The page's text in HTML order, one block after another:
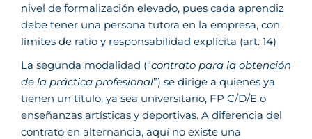
nivel de formalización elevado, pues cada aprendiz
debe tener una persona tutora en la empresa, con
límites de ratio y responsabilidad explícita (art. 14)
La segunda modalidad (“contrato para la obtención
de la práctica profesional”) se dirige a quienes ya
tienen un título, ya sea universitario, FP C/D/E o
enseñanzas artísticas y deportivas. A diferencia del
contrato en alternancia, aquí no existe una